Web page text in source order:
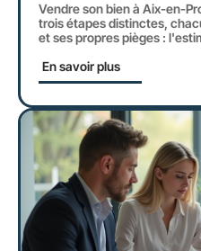
Vendre son bien à Aix-en-
trois étapes distinctes,
et ses propres pièges :
En savoir plus